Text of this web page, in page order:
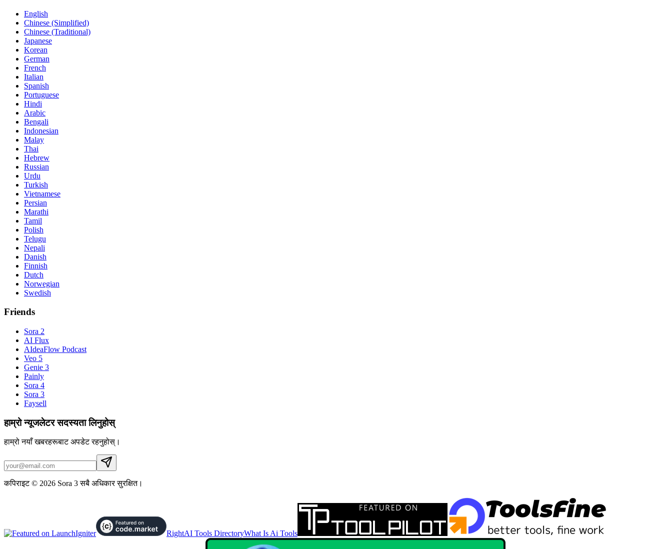
English
Chinese (Simplified)
Chinese (Traditional)
Japanese
Korean
German
French
Italian
Spanish
Portuguese
Hindi
Arabic
Bengali
Indonesian
Malay
Thai
Hebrew
Russian
Urdu
Turkish
Vietnamese
Persian
Marathi
Tamil
Polish
Telugu
Nepali
Danish
Finnish
Dutch
Norwegian
Swedish
Friends
Sora 2
AI Flux
AIdeaFlow Podcast
Veo 5
Genie 3
Painly
Sora 4
Sora 3
Faysell
हाम्रो न्यूजलेटर सदस्यता लिनुहोस्
हाम्रो नयाँ खबरहरूबाट अपडेट रहनुहोस्।
कपिराइट © 2026 Sora 3 सबै अधिकार सुरक्षित।
RightAI Tools DirectoryWhat Is Ai Tools